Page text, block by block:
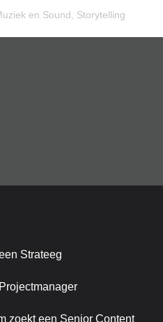
en Sound Storytelling
Strateeg
zoekt een Senior Content